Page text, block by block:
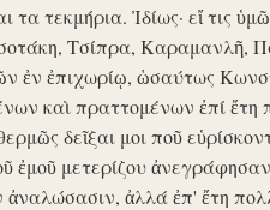
τα τεκμήρια. Ἰδίως· εἴ τις
Τσίπρα, Καραμανλῆ,
ἐν ἐπιχωρίῳ, ὡσαύτως
καὶ πραττομένων ἐπί
δεῖξαι μοι ποῦ
ἐμοῦ μετερίζου
ἀναλώσασιν, ἀλλά ἐπ' ἔτη